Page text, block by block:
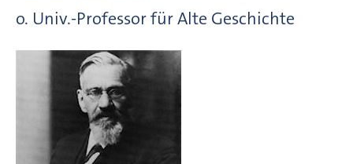
o. Univ.-Professor für Alte Geschichte